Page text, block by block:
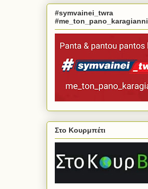
#symvainei_twra
#me_ton_pano_karagianni
Στο Κουρμπέτι